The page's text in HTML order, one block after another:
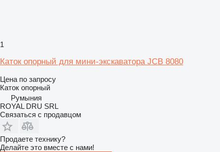
1
Каток опорный для мини-экскаватора JCB 8080
Цена по запросу
Каток опорный
Румыния
ROYAL DRU SRL
Связаться с продавцом
Продаете технику?
Делайте это вместе с нами!